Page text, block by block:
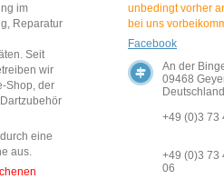
im
Reparatur
Seit
wir
Shop, der
eine
aus.
unbedingt vorher
bei uns
Facebook
An der
09468
Deutschland
+49 (0)3 73
+49 (0)3 73
06